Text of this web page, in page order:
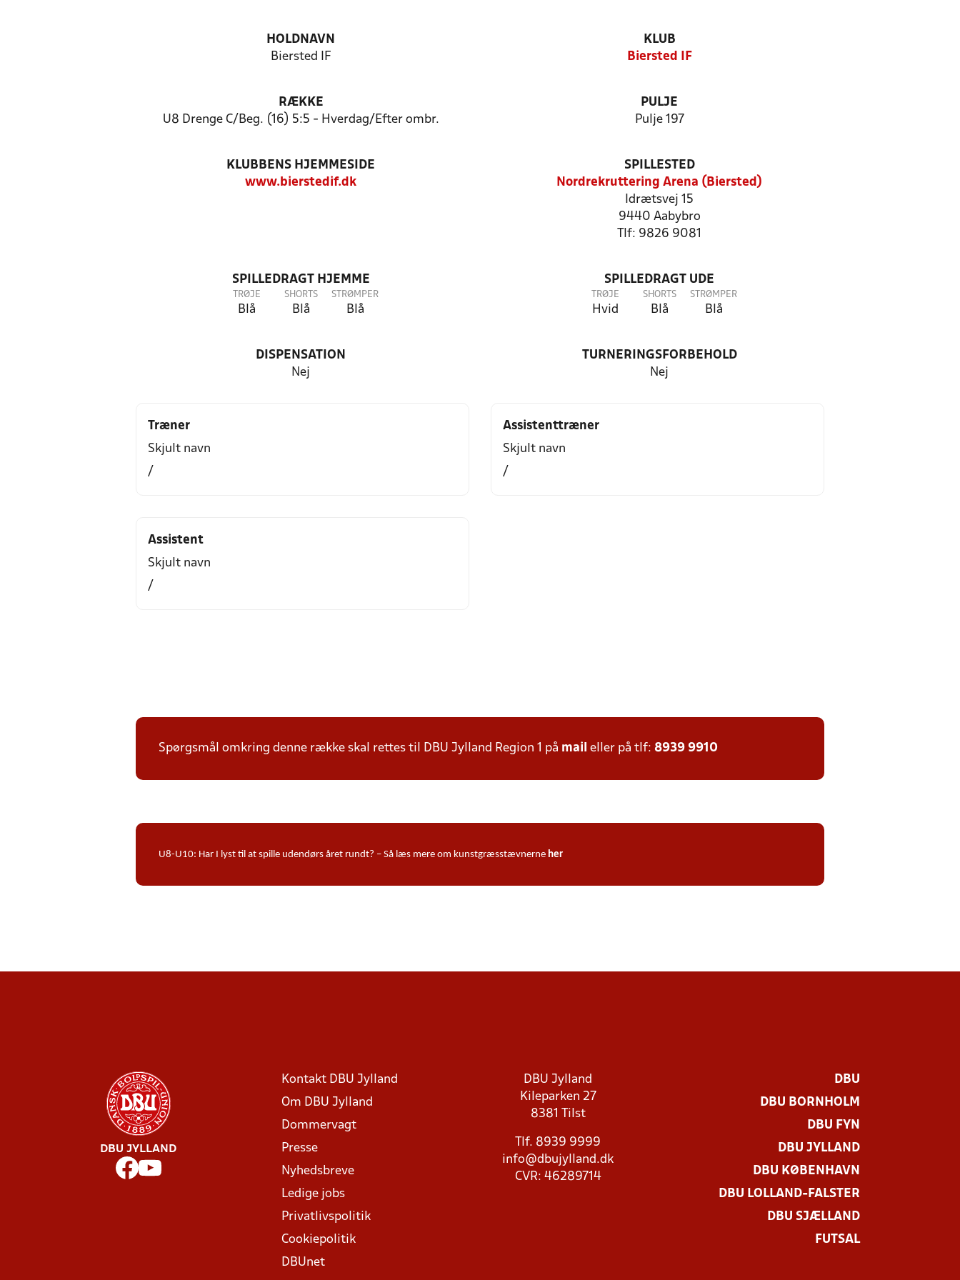
HOLDNAVN
Biersted IF
KLUB
Biersted IF
RÆKKE
U8 Drenge C/Beg. (16) 5:5 - Hverdag/Efter ombr.
PULJE
Pulje 197
KLUBBENS HJEMMESIDE
www.bierstedif.dk
SPILLESTED
Nordrekruttering Arena (Biersted)
Idrætsvej 15
9440 Aabybro
Tlf: 9826 9081
SPILLEDRAGT HJEMME
TRØJE
Blå
SHORTS
Blå
STRØMPER
Blå
SPILLEDRAGT UDE
TRØJE
Hvid
SHORTS
Blå
STRØMPER
Blå
DISPENSATION
Nej
TURNERINGSFORBEHOLD
Nej
Træner
Skjult navn
/
Assistenttræner
Skjult navn
/
Assistent
Skjult navn
/
Spørgsmål omkring denne række skal rettes til DBU Jylland Region 1 på mail eller på tlf: 8939 9910
U8-U10: Har I lyst til at spille udendørs året rundt? – Så læs mere om kunstgræsstævnerne her
DBU JYLLAND
Kontakt DBU Jylland
Om DBU Jylland
Dommervagt
Presse
Nyhedsbreve
Ledige jobs
Privatlivspolitik
Cookiepolitik
DBUnet
DBU Jylland
Kileparken 27
8381 Tilst
Tlf. 8939 9999
info@dbujylland.dk
CVR: 46289714
DBU
DBU BORNHOLM
DBU FYN
DBU JYLLAND
DBU KØBENHAVN
DBU LOLLAND-FALSTER
DBU SJÆLLAND
FUTSAL